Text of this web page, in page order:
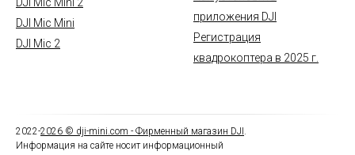
DJI Mic Mini
DJI Mic 2
приложения DJI
Регистрация
квадрокоптера в 2025 г.
2022-2026 © dji-mini.com - Фирменный магазин DJI
Информация на сайте носит информационный